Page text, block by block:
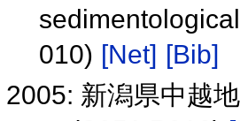
010) [Net] [Bib]
2005: 新潟県中越